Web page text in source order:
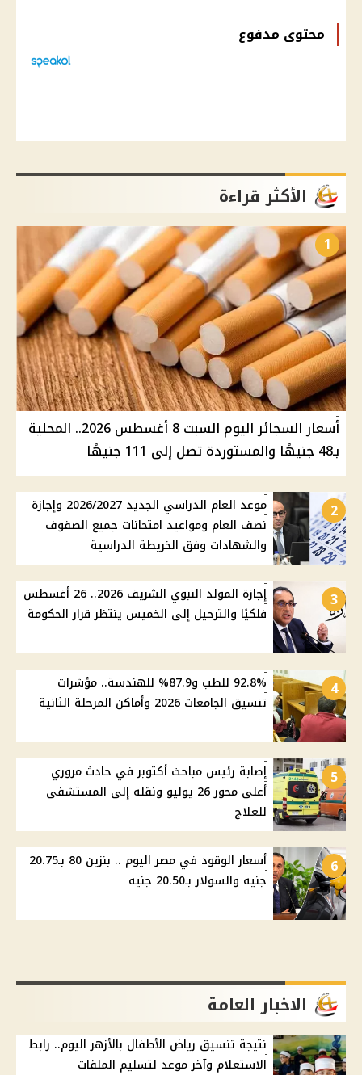
محتوى مدفوع
الأكثر قراءة
1
أسعار السجائر اليوم السبت 8 أغسطس 2026.. المحلية
بـ48 جنيهًا والمستوردة تصل إلى 111 جنيهًا
2
موعد العام الدراسي الجديد 2026/2027 وإجازة
نصف العام ومواعيد امتحانات جميع الصفوف
والشهادات وفق الخريطة الدراسية
3
إجازة المولد النبوي الشريف 2026.. 26 أغسطس
فلكيًا والترحيل إلى الخميس ينتظر قرار الحكومة
4
92.8% للطب و87.9% للهندسة.. مؤشرات
تنسيق الجامعات 2026 وأماكن المرحلة الثانية
5
إصابة رئيس مباحث أكتوبر في حادث مروري
أعلى محور 26 يوليو ونقله إلى المستشفى
للعلاج
6
أسعار الوقود في مصر اليوم .. بنزين 80 بـ20.75
جنيه والسولار بـ20.50 جنيه
الاخبار العامة
نتيجة تنسيق رياض الأطفال بالأزهر اليوم.. رابط
الاستعلام وآخر موعد لتسليم الملفات